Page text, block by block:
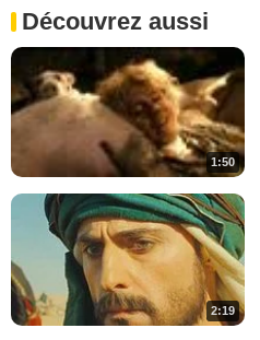
Découvrez aussi
1:50
2:19